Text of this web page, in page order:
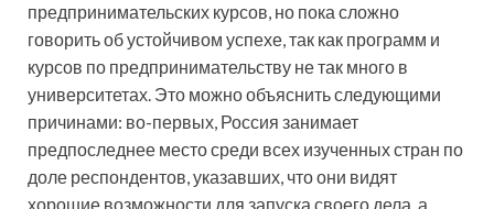
предпринимательских курсов, но пока сложно
говорить об устойчивом успехе, так как программ и
курсов по предпринимательству не так много в
университетах. Это можно объяснить следующими
причинами: во-первых, Россия занимает
предпоследнее место среди всех изученных стран по
доле респондентов, указавших, что они видят
хорошие возможности для запуска своего дела, а